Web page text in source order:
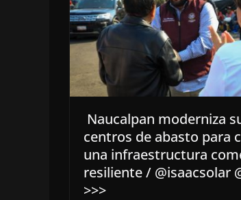
Naucalpan moderniza
centros de abasto para
una infraestructura
resiliente / @isaacsolar
>>>